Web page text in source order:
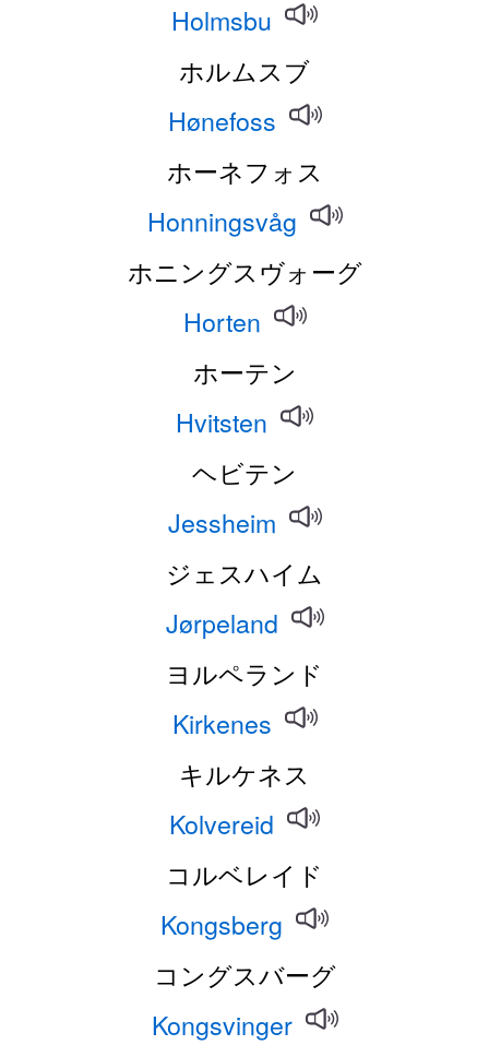
Holmsbu
ホルムスブ
Hønefoss
ホーネフォス
Honningsvåg
ホニングスヴォーグ
Horten
ホーテン
Hvitsten
ヘビテン
Jessheim
ジェスハイム
Jørpeland
ヨルペランド
Kirkenes
キルケネス
Kolvereid
コルベレイド
Kongsberg
コングスバーグ
Kongsvinger